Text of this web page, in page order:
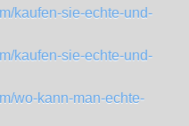
kaufen-sie-echte-und-
kaufen-sie-echte-und-
wo-kann-man-echte-